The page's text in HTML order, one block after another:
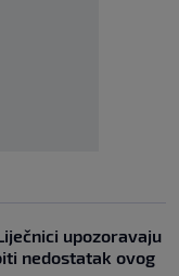
upozoravaju
nedostatak ovog